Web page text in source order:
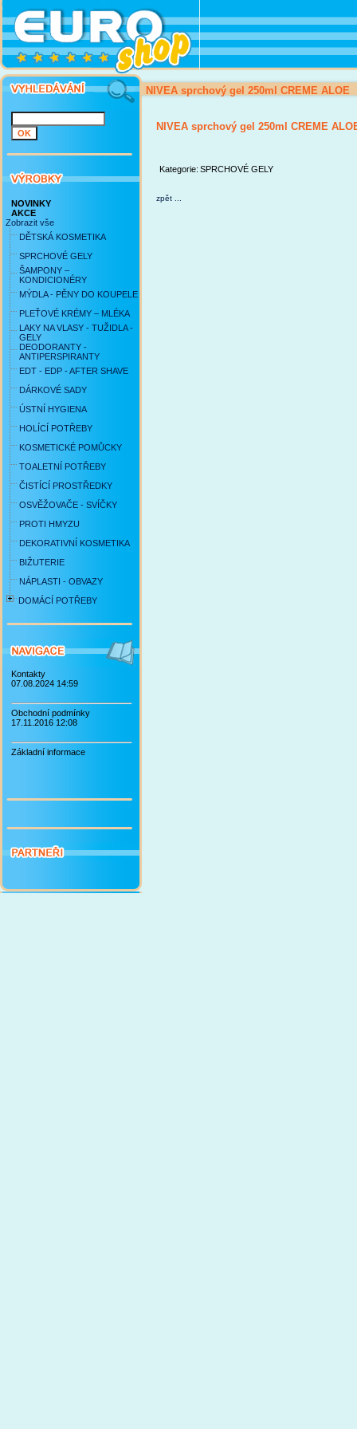
NOVINKY
AKCE
Zobrazit vše
DĚTSKÁ KOSMETIKA
SPRCHOVÉ GELY
ŠAMPONY –
KONDICIONÉRY
MÝDLA - PĚNY DO KOUPELE
PLEŤOVÉ KRÉMY – MLÉKA
LAKY NA VLASY - TUŽIDLA -
GELY
DEODORANTY -
ANTIPERSPIRANTY
EDT - EDP - AFTER SHAVE
DÁRKOVÉ SADY
ÚSTNÍ HYGIENA
HOLÍCÍ POTŘEBY
KOSMETICKÉ POMŮCKY
TOALETNÍ POTŘEBY
ČISTÍCÍ PROSTŘEDKY
OSVĚŽOVAČE - SVÍČKY
PROTI HMYZU
DEKORATIVNÍ KOSMETIKA
BIŽUTERIE
NÁPLASTI - OBVAZY
DOMÁCÍ POTŘEBY
Kontakty
07.08.2024 14:59
Obchodní podmínky
17.11.2016 12:08
Základní informace
NIVEA sprchový gel 250ml CREME ALOE
NIVEA sprchový gel 250ml CREME
Kategorie: SPRCHOVÉ GELY
zpět ...